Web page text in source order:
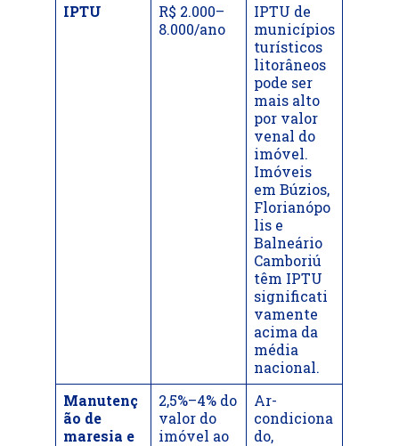
IPTU
R$ 2.000–
8.000/ano
IPTU de
municípios
turísticos
litorâneos
pode ser
mais alto
por valor
venal do
imóvel.
Imóveis
em Búzios,
Florianópo
lis e
Balneário
Camboriú
têm IPTU
significati
vamente
acima da
média
nacional.
Manutenç
ão de
maresia e
2,5%–4% do
valor do
imóvel ao
Ar-
condiciona
do,